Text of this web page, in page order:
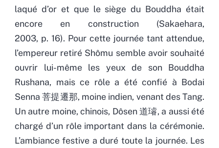
laqué d’or et que le siège du Bouddha était
encore en construction (Sakaehara,
2003, p. 16). Pour cette journée tant attendue,
l’empereur retiré Shômu semble avoir souhaité
ouvrir lui-même les yeux de son Bouddha
Rushana, mais ce rôle a été confié à Bodai
Senna 菩提遷那, moine indien, venant des Tang.
Un autre moine, chinois, Dôsen 道璿, a aussi été
chargé d’un rôle important dans la cérémonie.
L’ambiance festive a duré toute la journée. Les